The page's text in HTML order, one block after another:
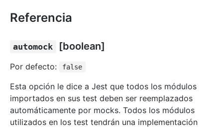
Referencia
automock [boolean]
Por defecto: false
Esta opción le dice a Jest que todos los módulos
importados en sus test deben ser reemplazados
automáticamente por mocks. Todos los módulos
utilizados en los test tendrán una implementación